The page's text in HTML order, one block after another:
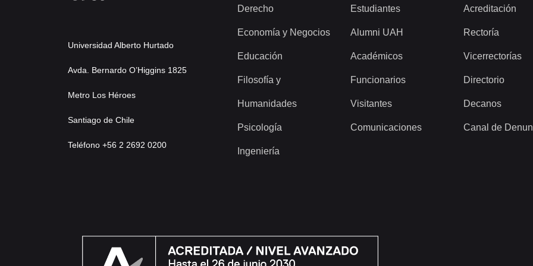
Universidad Alberto Hurtado
Avda. Bernardo O’Higgins 1825
Metro Los Héroes
Santiago de Chile
Teléfono +56 2 2692 0200
Derecho
Economía y Negocios
Educación
Filosofía y
Humanidades
Psicología
Ingeniería
Estudiantes
Alumni UAH
Académicos
Funcionarios
Visitantes
Comunicaciones
Acreditación
Rectoría
Vicerrectorías
Directorio
Decanos
Canal de